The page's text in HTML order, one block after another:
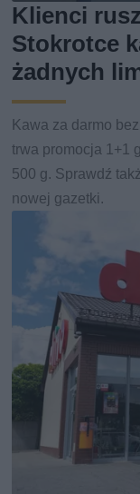
Klienci
Stokrotce
żadnych
Kawa za darmo
trwa promocja 1+1
500 g. Sprawdź
nowej gazetki.